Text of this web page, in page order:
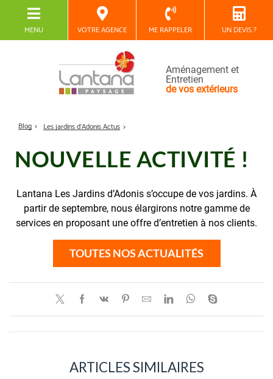
MENU VOTRE AGENCE ME RAPPELER UN DEVIS ?
Aménagement et
Entretien
de vos extérieurs
Blog Les jardins d'Adonis Actus
NOUVELLE ACTIVITÉ !
Lantana Les Jardins d’Adonis s’occupe de vos jardins. À
partir de septembre, nous élargirons notre gamme de
services en proposant une offre d’entretien à nos clients.
TOUTES NOS ACTUALITÉS
ARTICLES SIMILAIRES